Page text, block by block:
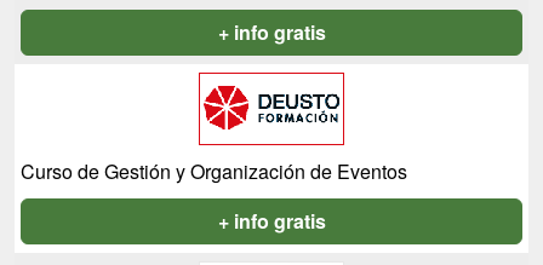
+ info gratis
Curso de Gestión y Organización de Eventos
+ info gratis